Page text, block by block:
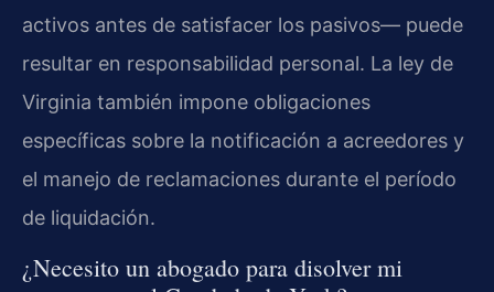
activos antes de satisfacer los pasivos— puede
resultar en responsabilidad personal. La ley de
Virginia también impone obligaciones
específicas sobre la notificación a acreedores y
el manejo de reclamaciones durante el período
de liquidación.
¿Necesito un abogado para disolver mi